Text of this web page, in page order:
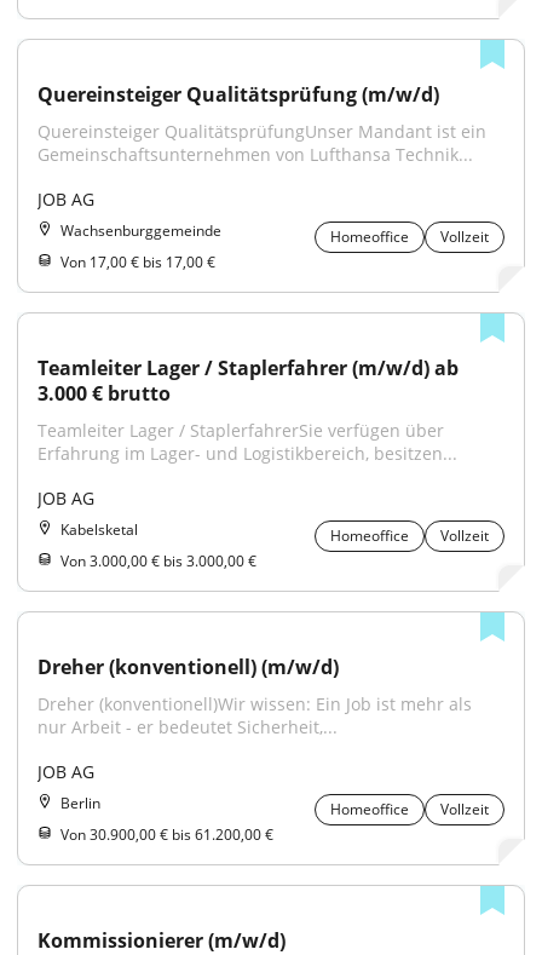
Quereinsteiger Qualitätsprüfung (m/w/d)
Quereinsteiger QualitätsprüfungUnser Mandant ist ein
Gemeinschaftsunternehmen von Lufthansa Technik...
JOB AG
Wachsenburggemeinde Homeoffice
Vollzeit
Von 17,00 € bis 17,00 €
Teamleiter Lager / Staplerfahrer (m/w/d) ab
3.000 € brutto
Teamleiter Lager / StaplerfahrerSie verfügen über
Erfahrung im Lager- und Logistikbereich, besitzen...
JOB AG
Kabelsketal Homeoffice
Vollzeit
Von 3.000,00 € bis 3.000,00 €
Dreher (konventionell) (m/w/d)
Dreher (konventionell)Wir wissen: Ein Job ist mehr als
nur Arbeit - er bedeutet Sicherheit,...
JOB AG
Berlin Homeoffice
Vollzeit
Von 30.900,00 € bis 61.200,00 €
Kommissionierer (m/w/d)